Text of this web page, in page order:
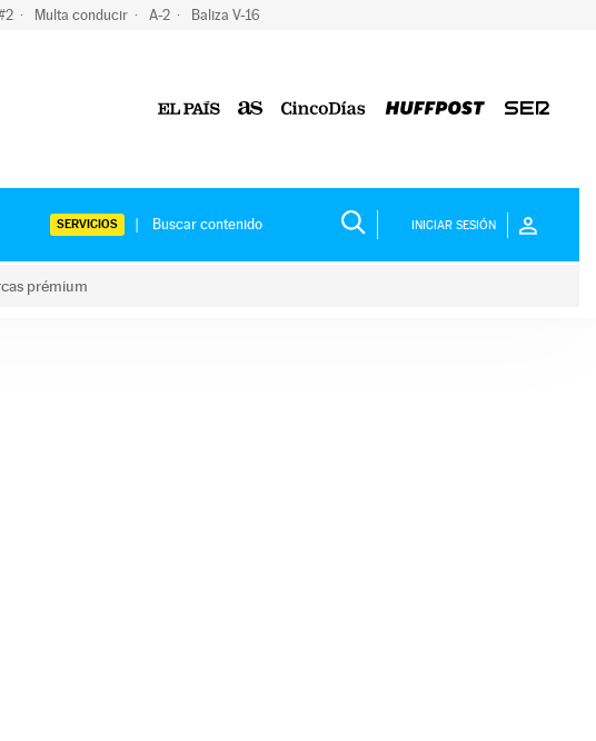
Multa conducir A-2 Baliza V-16
SERVICIOS INICIAR SESIÓN
prémium